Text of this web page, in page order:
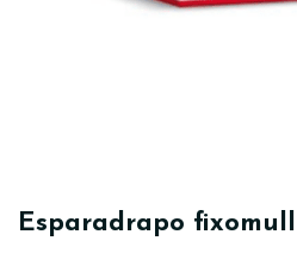
Esparadrapo fixomull